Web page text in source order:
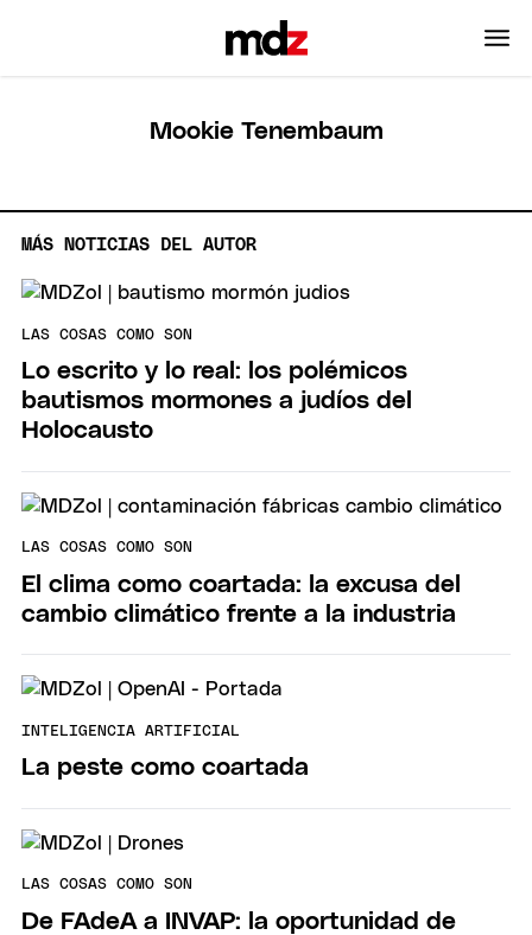
Mookie Tenembaum
MÁS NOTICIAS DEL AUTOR
LAS COSAS COMO SON
Lo escrito y lo real: los polémicos
bautismos mormones a judíos del
Holocausto
LAS COSAS COMO SON
El clima como coartada: la excusa del
cambio climático frente a la industria
INTELIGENCIA ARTIFICIAL
La peste como coartada
LAS COSAS COMO SON
De FAdeA a INVAP: la oportunidad de